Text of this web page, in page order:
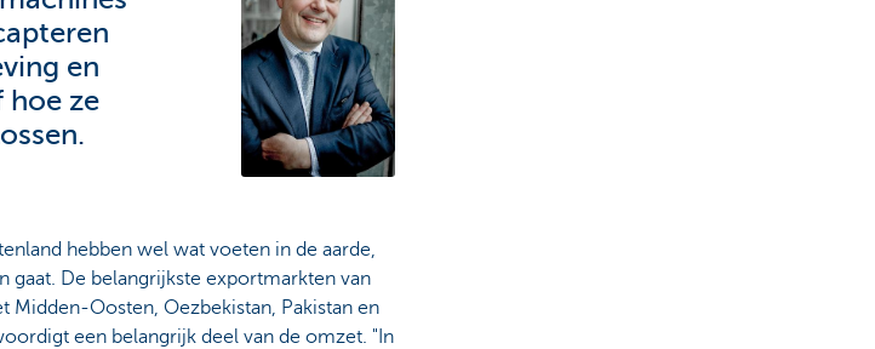
en
hoe ze
hebben wel wat voeten in de aarde,
gaat. De belangrijkste exportmarkten van
Midden-Oosten, Oezbekistan, Pakistan en
een belangrijk deel van de omzet. "In